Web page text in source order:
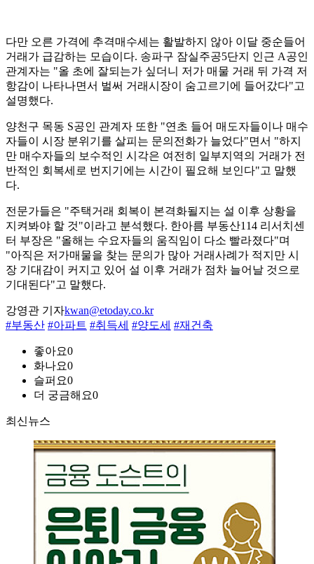
다만 오른 가격에 추격매수세는 활발하지 않아 이달 중순들어
거래가 급감하는 모습이다. 송파구 잠실주공5단지 인근 A공인
관계자는 "올 초에 잘되는가 싶더니 저가 매물 거래 뒤 가격 저
항감이 나타나면서 벌써 거래시장이 숨고르기에 들어갔다"고
설명했다.
양천구 목동 S공인 관계자 또한 "연초 들어 매도자들이나 매수
자들이 시장 분위기를 살피는 문의전화가 늘었다"면서 "하지
만 매수자들의 보수적인 시각은 여전히 일부지역의 거래가 전
반적인 회복세로 번지기에는 시간이 필요해 보인다"고 말했
다.
전문가들은 "주택거래 회복이 본격화될지는 설 이후 상황을
지켜봐야 할 것"이라고 분석했다. 한아름 부동산114 리서치센
터 부장은 "올해는 수요자들의 움직임이 다소 빨라졌다"며
"아직은 저가매물을 찾는 문의가 많아 거래사례가 적지만 시
장 기대감이 커지고 있어 설 이후 거래가 점차 늘어날 것으로
기대된다"고 말했다.
강영관 기자kwan@etoday.co.kr
#부동산 #아파트 #취득세 #양도세 #재건축
좋아요0
화나요0
슬퍼요0
더 궁금해요0
최신뉴스